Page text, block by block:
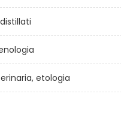
etologia